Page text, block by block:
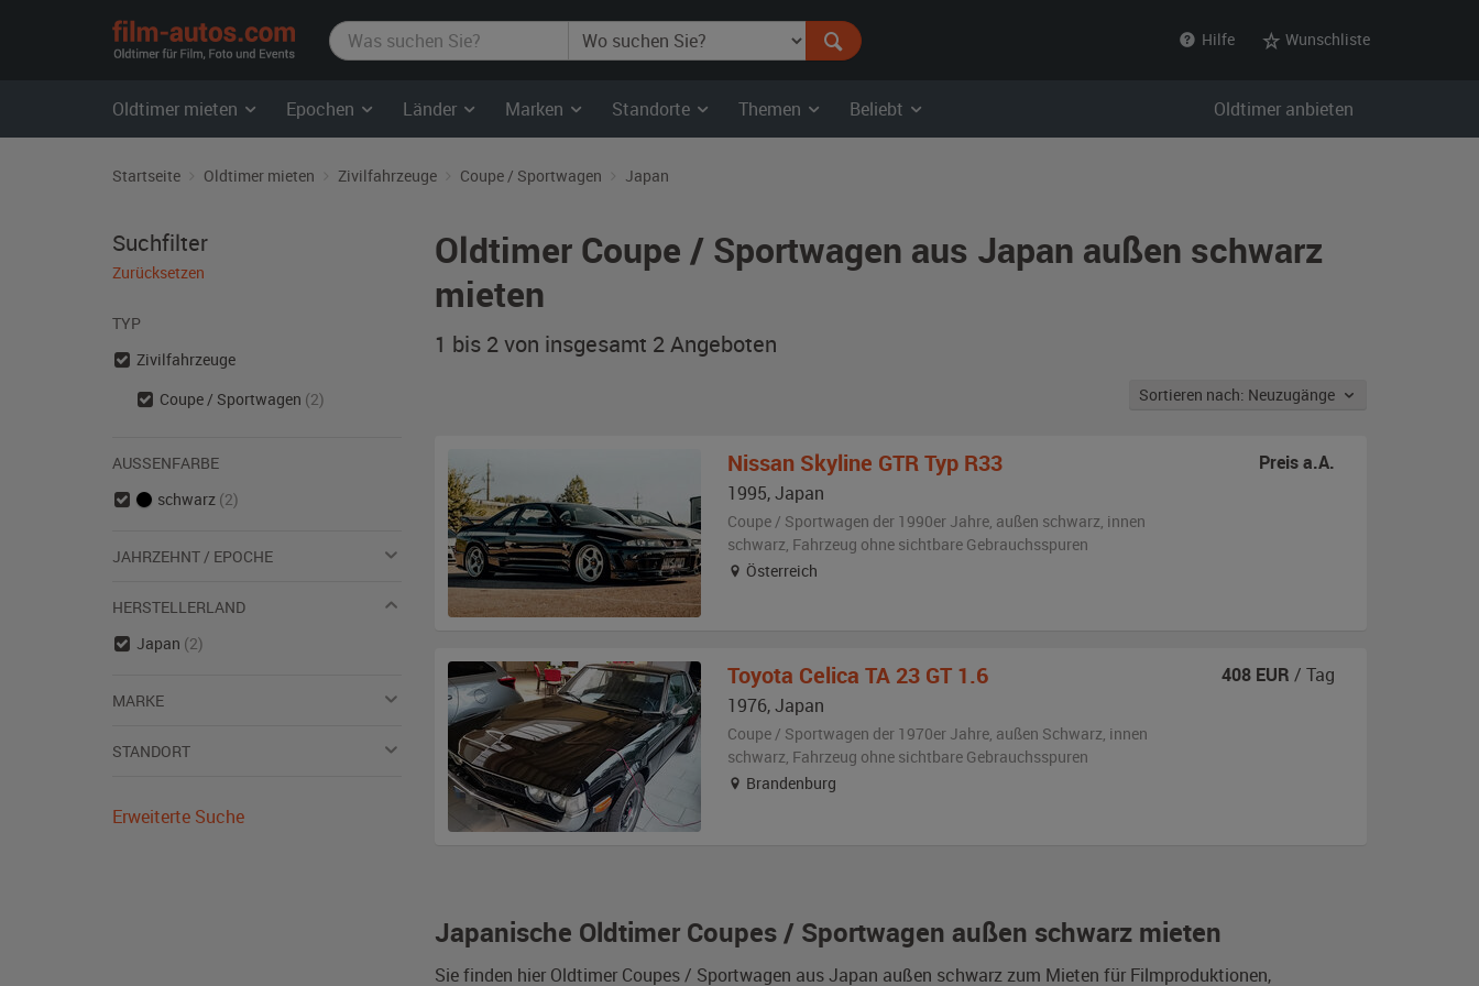
film-
autos.com
Hilfe Wunschliste
Oldtimer mieten Epochen Länder Marken Standorte Themen Beliebt Oldtimer anbieten
Startseite Oldtimer mieten Zivilfahrzeuge Coupe / Sportwagen Japan
Oldtimer Coupe / Sportwagen aus Japan außen schwarz
mieten
1 bis 2 von insgesamt 2Angeboten
Sortieren nach: Neuzugänge
Japanische Oldtimer Coupes / Sportwagen außen schwarz mieten
Sie finden hier Oldtimer Coupes / Sportwagen aus Japan außen schwarz zum Mieten für Filmproduktionen,
Nissan Skyline GTR Typ R33
1995,Japan
Coupe / Sportwagen der 1990er Jahre, außen schwarz, innen
schwarz, Fahrzeug ohne sichtbare Gebrauchsspuren
Österreich
Preis a.A.
Toyota Celica TA 23 GT 1.6
1976,Japan
Coupe / Sportwagen der 1970er Jahre, außen Schwarz, innen
schwarz, Fahrzeug ohne sichtbare Gebrauchsspuren
Brandenburg
408 EUR / Tag
Suchfilter
Zurücksetzen
TYP
Zivilfahrzeuge
Coupe / Sportwagen (2)
AUSSENFARBE
schwarz (2)
JAHRZEHNT / EPOCHE
HERSTELLERLAND
Japan (2)
MARKE
STANDORT
Erweiterte Suche